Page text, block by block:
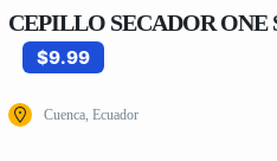
CEPILLO SECADOR ONE
$9.99
Cuenca, Ecuador